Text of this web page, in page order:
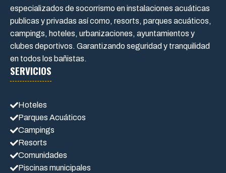
especializados de socorrismo en instalaciones acuáticas
publicas y privadas así como, resorts, parques acuáticos,
campings, hoteles, urbanizaciones, ayuntamientos y
clubes deportivos. Garantizando seguridad y tranquilidad
en todos los bañistas.
SERVICIOS
Hoteles
Parques Acuáticos
Campings
Resorts
Comunidades
Piscinas municipales